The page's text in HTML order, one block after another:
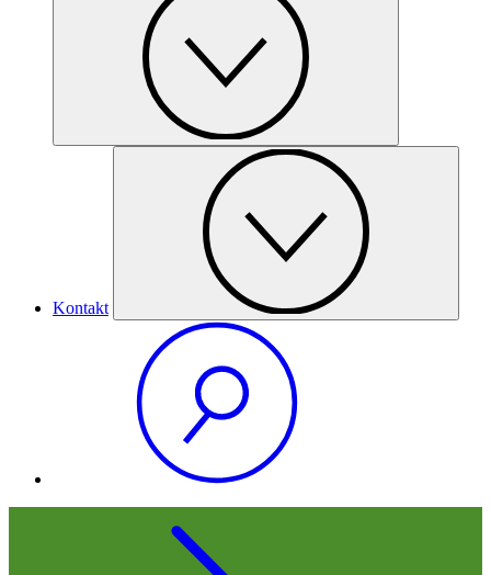
Kontakt